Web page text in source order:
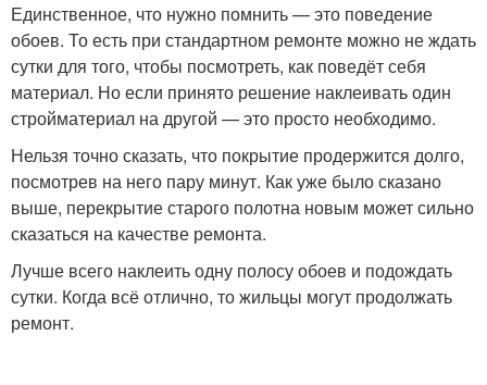
Единственное, что нужно помнить — это поведение
обоев. То есть при стандартном ремонте можно не ждать
сутки для того, чтобы посмотреть, как поведёт себя
материал. Но если принято решение наклеивать один
стройматериал на другой — это просто необходимо.
Нельзя точно сказать, что покрытие продержится долго,
посмотрев на него пару минут. Как уже было сказано
выше, перекрытие старого полотна новым может сильно
сказаться на качестве ремонта.
Лучше всего наклеить одну полосу обоев и подождать
сутки. Когда всё отлично, то жильцы могут продолжать
ремонт.